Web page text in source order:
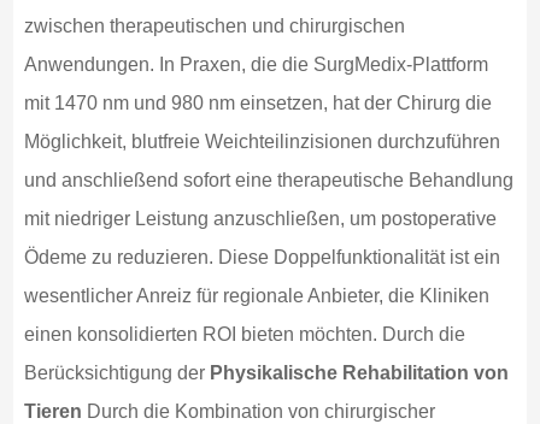
zwischen therapeutischen und chirurgischen
Anwendungen. In Praxen, die die SurgMedix-Plattform
mit 1470 nm und 980 nm einsetzen, hat der Chirurg die
Möglichkeit, blutfreie Weichteilinzisionen durchzuführen
und anschließend sofort eine therapeutische Behandlung
mit niedriger Leistung anzuschließen, um postoperative
Ödeme zu reduzieren. Diese Doppelfunktionalität ist ein
wesentlicher Anreiz für regionale Anbieter, die Kliniken
einen konsolidierten ROI bieten möchten. Durch die
Berücksichtigung der Physikalische Rehabilitation von
Tieren Durch die Kombination von chirurgischer